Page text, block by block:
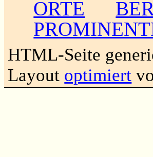
ORTE
HTML-Seite
Layout optimiert